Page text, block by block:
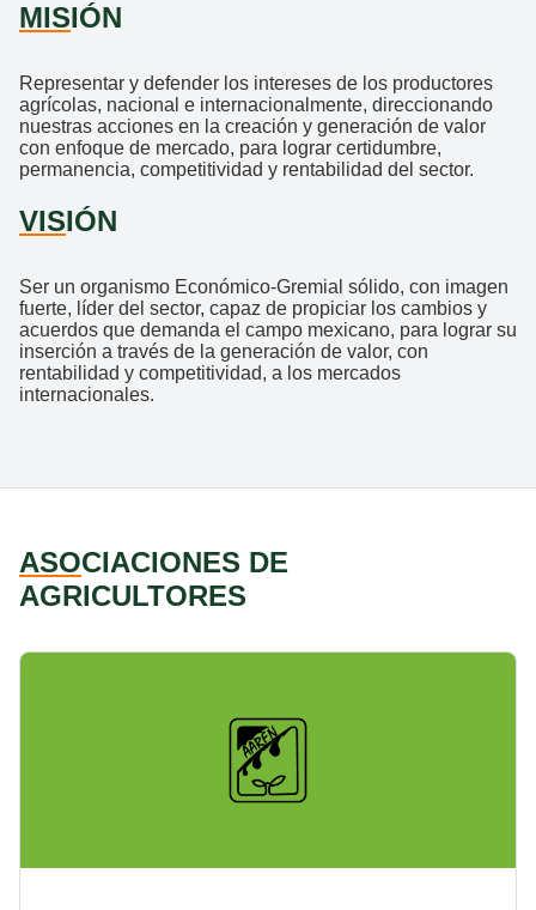
MISIÓN
Representar y defender los intereses de los productores
agrícolas, nacional e internacionalmente, direccionando
nuestras acciones en la creación y generación de valor
con enfoque de mercado, para lograr certidumbre,
permanencia, competitividad y rentabilidad del sector.
VISIÓN
Ser un organismo Económico-Gremial sólido, con imagen
fuerte, líder del sector, capaz de propiciar los cambios y
acuerdos que demanda el campo mexicano, para lograr su
inserción a través de la generación de valor, con
rentabilidad y competitividad, a los mercados
internacionales.
ASOCIACIONES DE
AGRICULTORES